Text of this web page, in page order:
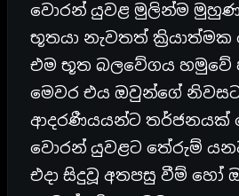
වොරන් යුවළ මුලින්ම
භූතයා නැවතත් ක්‍රියාත්මක
එම භූත බලවේගය හමුවේ
මෙවර එය ඔවුන්ගේ
ආදරණීයයන්ට තර්ජනයක්
වොරන් යුවළට තේරුම්
එදා සිදුවූ අතපසු වීම් හෝ